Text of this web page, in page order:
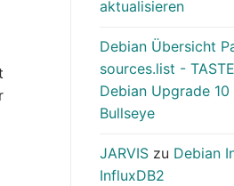
aktualisieren
Debian Übersicht
sources.list -
Debian Upgrade 10
Bullseye
JARVIS zu Debian
InfluxDB2